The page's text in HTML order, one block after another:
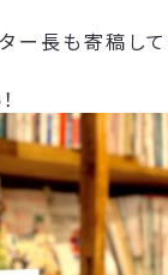
ー長も寄稿して